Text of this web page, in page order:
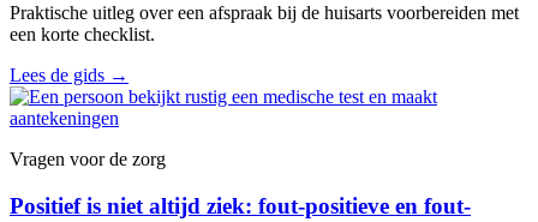
Praktische uitleg over een afspraak bij de huisarts voorbereiden met
een korte checklist.
Lees de gids →
Vragen voor de zorg
Positief is niet altijd ziek: fout-positieve en fout-